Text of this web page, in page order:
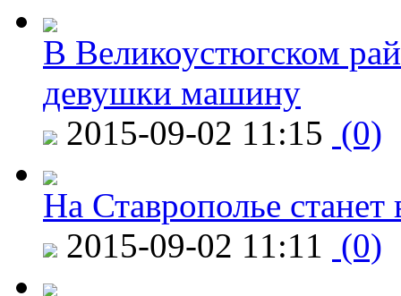
В Великоустюгском
девушки машину
2015-09-02 11:15 (0)
На Ставрополье
2015-09-02 11:11 (0)